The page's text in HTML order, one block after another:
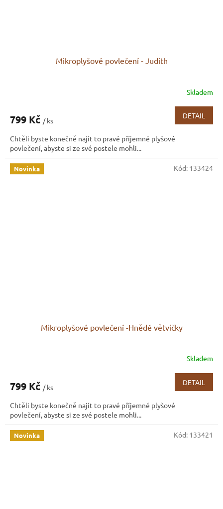
Mikroplyšové povlečení - Judith
Skladem
799 Kč / ks
DETAIL
Chtěli byste konečně najít to pravé příjemné plyšové
povlečení, abyste si ze své postele mohli...
Novinka
Mikroplyšové povlečení -Hnědé větvičky
Skladem
799 Kč / ks
DETAIL
Chtěli byste konečně najít to pravé příjemné plyšové
povlečení, abyste si ze své postele mohli...
Kód: 133424
Novinka Kód: 133421